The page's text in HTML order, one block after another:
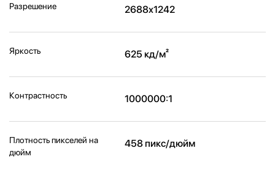
Разрешение 2688x1242
Яркость 625 кд/м²
Контрастность 1000000:1
Плотность пикселей на
дюйм
458 пикс/дюйм